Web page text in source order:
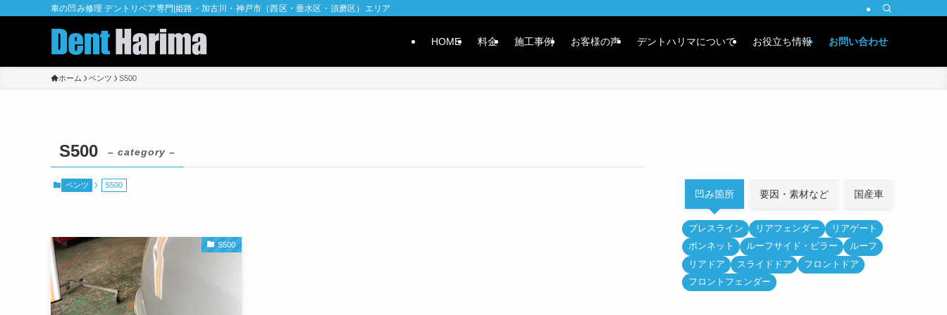
車の凹み修理 デントリペア専門|姫路・加古川・神戸市（西区・垂水区・須磨区）エリア
HOME 料金 施工事例 お客様の声 デントハリマについて お役立ち情報 お問い合わせ
ホーム ベンツ S500
S500 – category –
ベンツ S500
S500
凹み箇所 要因・素材など 国産車
プレスライン リアフェンダー
リアゲート
ボンネット
ルーフサイド・ピラー
ルーフ
リアドア
スライドドア
フロントドア
フロントフェンダー